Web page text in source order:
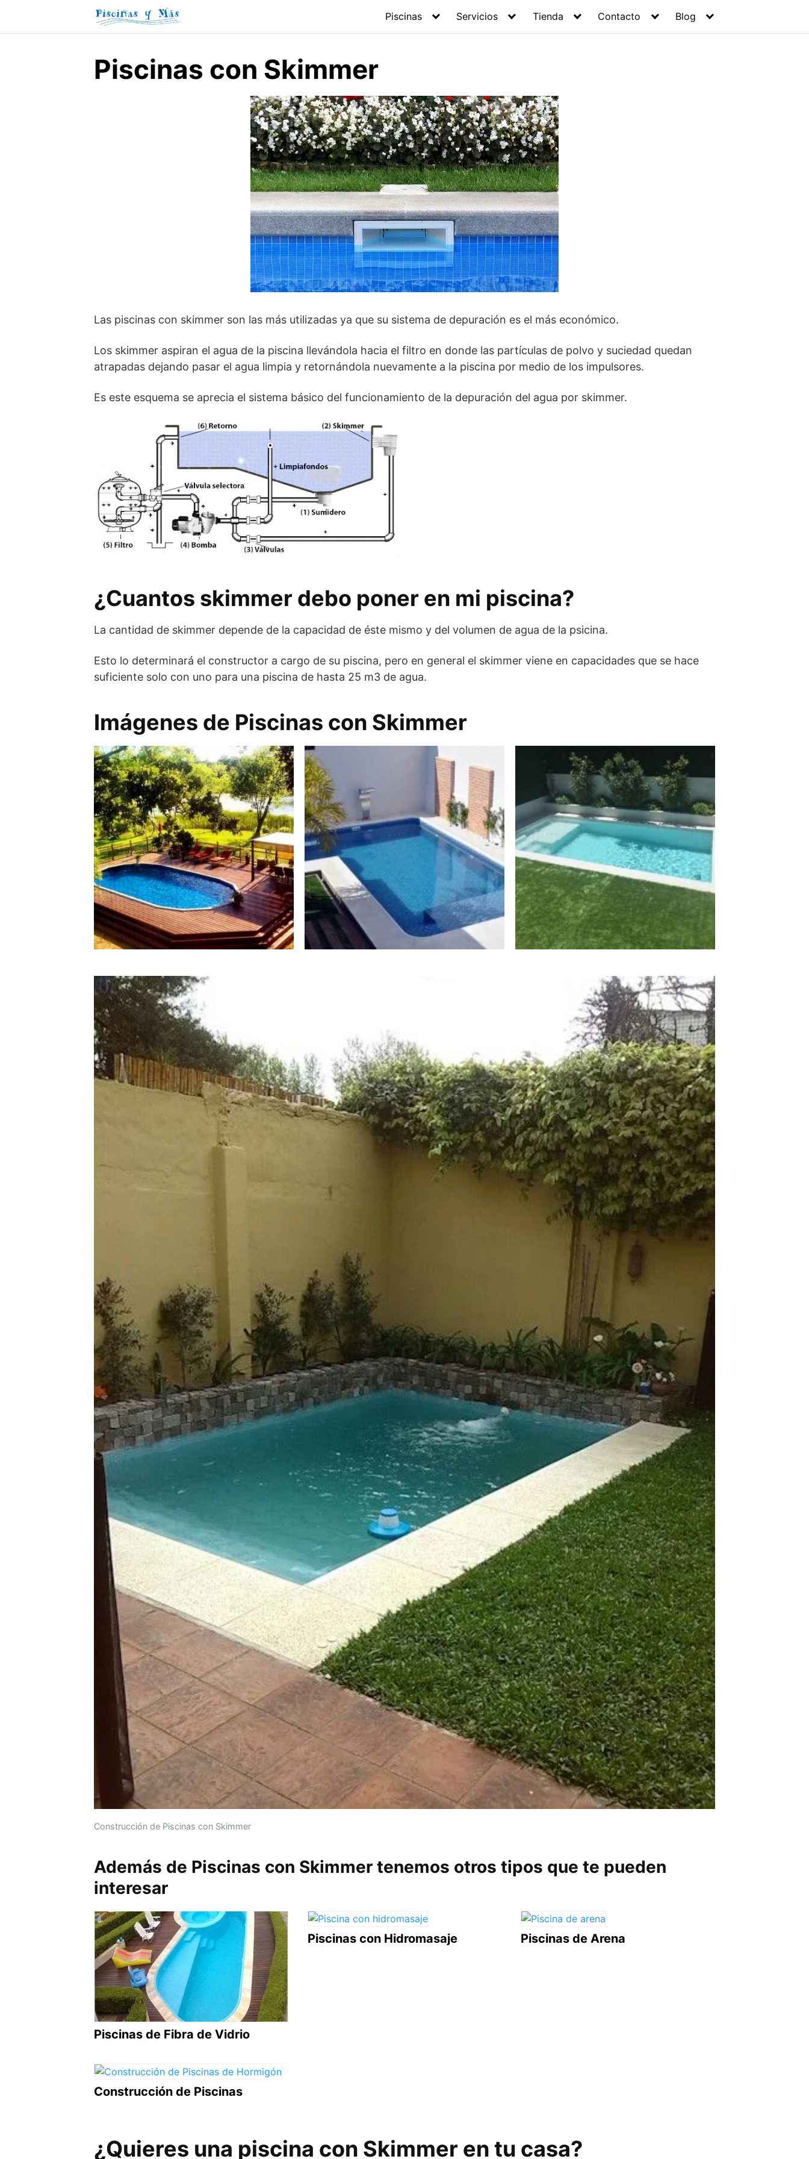
content
Piscinas Servicios Tienda Contacto Blog
Piscinas con Skimmer
Las piscinas con skimmer son las más utilizadas ya que su sistema de depuración es el más económico.
Los skimmer aspiran el agua de la piscina llevándola hacia el filtro en donde las partículas de polvo y suciedad quedan
atrapadas dejando pasar el agua limpia y retornándola nuevamente a la piscina por medio de los impulsores.
Es este esquema se aprecia el sistema básico del funcionamiento de la depuración del agua por skimmer.
¿Cuantos skimmer debo poner en mi piscina?
La cantidad de skimmer depende de la capacidad de éste mismo y del volumen de agua de la psicina.
Esto lo determinará el constructor a cargo de su piscina, pero en general el skimmer viene en capacidades que se hace
suficiente solo con uno para una piscina de hasta 25 m3 de agua.
Imágenes de Piscinas con Skimmer
Construcción de Piscinas con Skimmer
Además de Piscinas con Skimmer tenemos otros tipos que te pueden
interesar
Piscinas de Fibra de Vidrio
Piscinas con Hidromasaje Piscinas de Arena
Construcción de Piscinas
¿Quieres una piscina con Skimmer en tu casa?